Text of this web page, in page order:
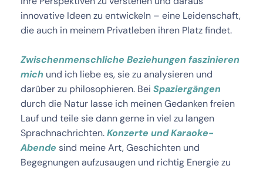
innovative Ideen zu entwickeln – eine Leidenschaft,
die auch in meinem Privatleben ihren Platz findet.
Zwischenmenschliche Beziehungen faszinieren
mich und ich liebe es, sie zu analysieren und
darüber zu philosophieren. Bei Spaziergängen
durch die Natur lasse ich meinen Gedanken freien
Lauf und teile sie dann gerne in viel zu langen
Sprachnachrichten. Konzerte und Karaoke-
Abende sind meine Art, Geschichten und
Begegnungen aufzusaugen und richtig Energie zu